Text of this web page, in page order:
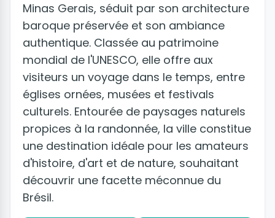
Minas Gerais, séduit par son architecture
baroque préservée et son ambiance
authentique. Classée au patrimoine
mondial de l'UNESCO, elle offre aux
visiteurs un voyage dans le temps, entre
églises ornées, musées et festivals
culturels. Entourée de paysages naturels
propices à la randonnée, la ville constitue
une destination idéale pour les amateurs
d'histoire, d'art et de nature, souhaitant
découvrir une facette méconnue du
Brésil.